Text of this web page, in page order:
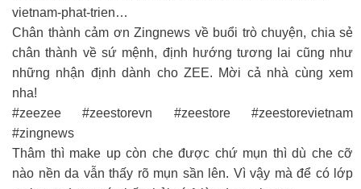
vietnam-phat-trien…
Chân thành cảm ơn Zingnews về buổi trò chuyện, chia sẻ
chân thành về sứ mệnh, định hướng tương lai cũng như
những nhận định dành cho ZEE. Mời cả nhà cùng xem
nha!
#zeezee #zeestorevn #zeestore #zeestorevietnam
#zingnews
Thâm thì make up còn che được chứ mụn thì dù che cỡ
nào nền da vẫn thấy rõ mụn sần lên. Vì vậy mà để có lớp